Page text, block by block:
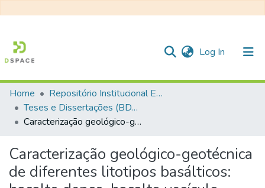
Log In (current)
Communities & Collections
All of DSpace
Statistics
Home
Repositório Institucional EESC
Teses e Dissertações (BDTD USP)
Caracterização geológico-geotécnica de diferentes litotipos basálticos: basalto denso, basalto vesículo-amigdaloidal e brecha basáltica
Caracterização geológico-geotécnica
de diferentes litotipos basálticos: